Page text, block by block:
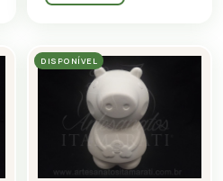
DISPONÍVEL